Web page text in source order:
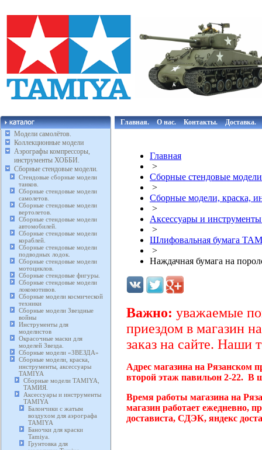
Модели самолётов.
Коллекционные модели
Аэрографы компрессоры,
инструменты ХОББИ.
Сборные стендовые модели.
Стендовые сборные модели
танков.
Сборные стендовые модели
самолетов.
Сборные стендовые модели
вертолетов.
Сборные стендовые модели
автомобилей.
Сборные стендовые модели
кораблей.
Сборные стендовые модели
подводных лодок.
Сборные стендовые модели
мотоциклов.
Сборные стендовые фигуры.
Сборные стендовые модели
локомотивов.
Сборные модели космической
техники
Сборные модели Звездные
войны
Инструменты для
моделистов
Окрасочные маски для
моделей Звезда.
Сборные модели «ЗВЕЗДА»
Сборные модели, краска,
инструменты, аксессуары
TAMIYA
Сборные модели TAMIYA,
ТАМИЯ.
Аксессуары и инструменты
TAMIYA
Балончики с жатым
воздухом для аэрографа
TAMIYA
Баночки для краски
Tamiya.
Грунтовка для
Главная. О нас. Контакты. Доставка.
Главная
>
Сборные стендовые
>
Сборные модели, краска,
>
Аксессуары и
>
Шлифовальная бумага
>
Наждачная бумага на
Важно: уважаемые
приездом в магазин
заказ на сайте. Наши
Адрес магазина на Рязанском
второй этаж павильон 2-22. В
Время работы магазина на
магазин работает ежедневно,
достависта, СДЭК, яндекс